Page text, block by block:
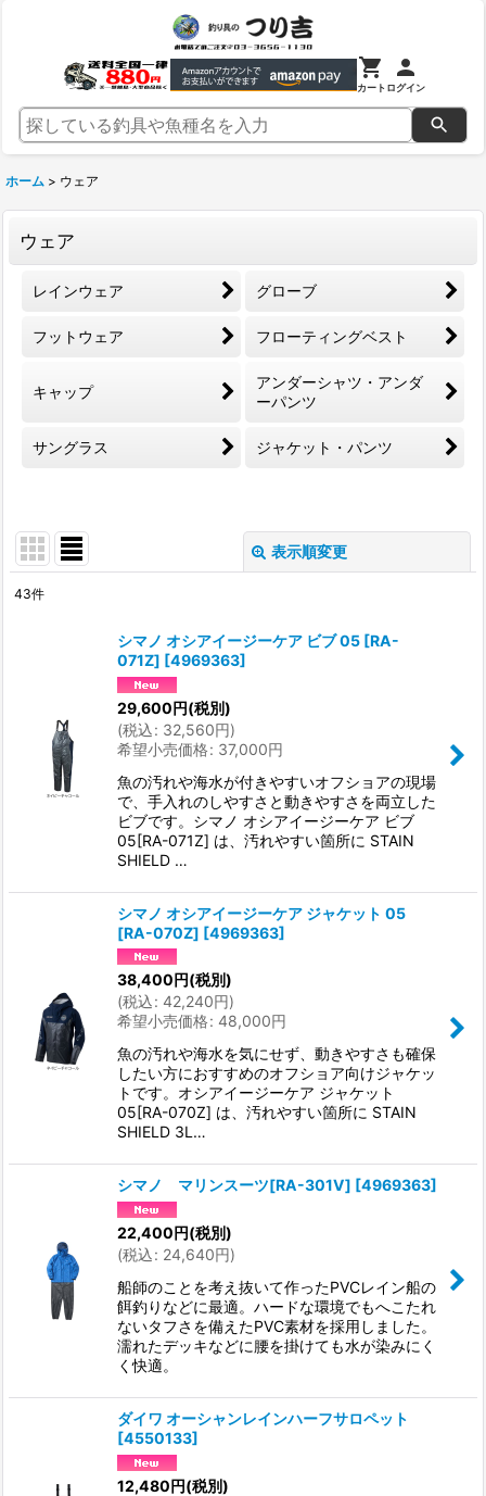
カートログイン
ホーム > ウェア
ウェア
レインウェア グローブ
フットウェア フローティングベスト
キャップ
アンダーシャツ・アンダ
ーパンツ
サングラス ジャケット・パンツ
表示順変更
並び順
絞り込む
43件
シマノ オシアイージーケア ビブ 05 [RA-
071Z] [4969363]
29,600円(税別)
(税込: 32,560円)
希望小売価格: 37,000円
魚の汚れや海水が付きやすいオフショアの現場
で、手入れのしやすさと動きやすさを両立した
ビブです。シマノ オシアイージーケア ビブ
05[RA-071Z] は、汚れやすい箇所に STAIN
SHIELD …
シマノ オシアイージーケア ジャケット 05
[RA-070Z] [4969363]
38,400円(税別)
(税込: 42,240円)
希望小売価格: 48,000円
魚の汚れや海水を気にせず、動きやすさも確保
したい方におすすめのオフショア向けジャケッ
トです。オシアイージーケア ジャケット
05[RA-070Z] は、汚れやすい箇所に STAIN
SHIELD 3L…
シマノ マリンスーツ[RA-301V] [4969363]
22,400円(税別)
(税込: 24,640円)
船師のことを考え抜いて作ったPVCレイン船の
餌釣りなどに最適。ハードな環境でもへこたれ
ないタフさを備えたPVC素材を採用しました。
濡れたデッキなどに腰を掛けても水が染みにく
く快適。
ダイワ オーシャンレインハーフサロペット
[4550133]
12,480円(税別)